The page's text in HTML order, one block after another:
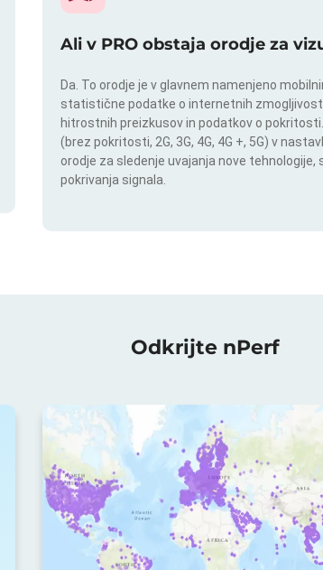
Ali v PRO obstaja orodje za
Da. To orodje je v glavnem namenjeno
statistične podatke o internetnih
hitrostnih preizkusov in podatkov o
(brez pokritosti, 2G, 3G, 4G, 4G +, 5G) v
orodje za sledenje uvajanja nove
pokrivanja signala.
Odkrijte nPerf